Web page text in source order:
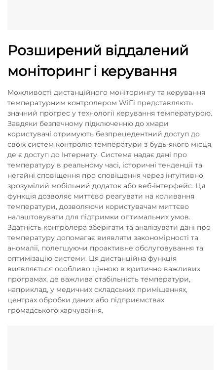
Розширений віддалений
моніторинг і керування
Можливості дистанційного моніторингу та керування
температурним контролером WiFi представляють
значний прогрес у технології керування температурою.
Завдяки безпечному підключенню до хмари
користувачі отримують безпрецедентний доступ до
своїх систем контролю температури з будь-якого місця,
де є доступ до Інтернету. Система надає дані про
температуру в реальному часі, історичні тенденції та
негайні сповіщення про сповіщення через інтуїтивно
зрозумілий мобільний додаток або веб-інтерфейс. Ця
функція дозволяє миттєво реагувати на коливання
температури, дозволяючи користувачам миттєво
налаштовувати для підтримки оптимальних умов.
Здатність контролера зберігати та аналізувати дані про
температуру допомагає виявляти закономірності та
аномалії, полегшуючи проактивне обслуговування та
оптимізацію системи. Ця дистанційна функція
виявляється особливо цінною в критично важливих
програмах, де важлива стабільність температури,
наприклад, у медичних складських приміщеннях,
центрах обробки даних або підприємствах
громадського харчування.